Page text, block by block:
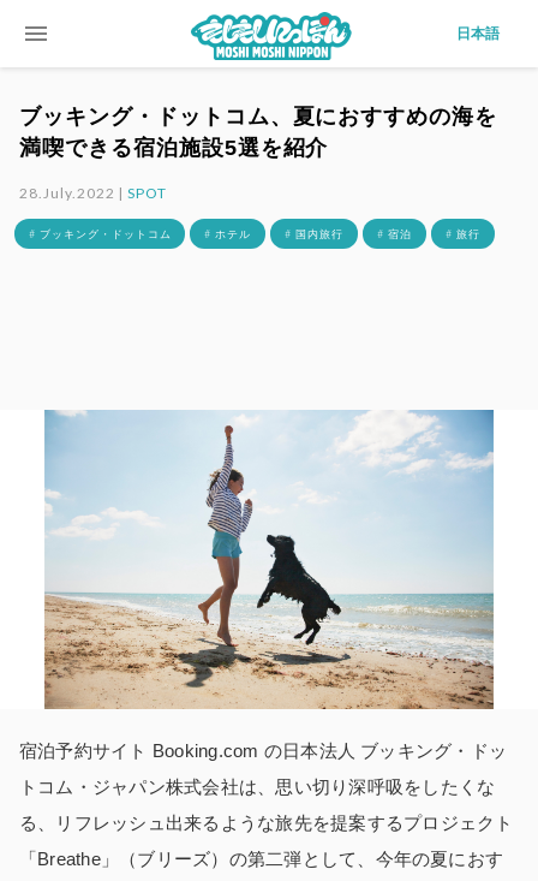
menu 日本語
ブッキング・ドットコム、夏におすすめの海を
満喫できる宿泊施設5選を紹介
28.July.2022 |SPOT
# ブッキング・ドットコム # ホテル # 国内旅行 # 宿泊 # 旅行
宿泊予約サイト Booking.com の日本法人 ブッキング・ドッ
トコム・ジャパン株式会社は、思い切り深呼吸をしたくな
る、リフレッシュ出来るような旅先を提案するプロジェクト
「Breathe」（ブリーズ）の第二弾として、今年の夏におす